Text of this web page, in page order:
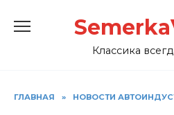
Классика
ГЛАВНАЯ » НОВОСТИ